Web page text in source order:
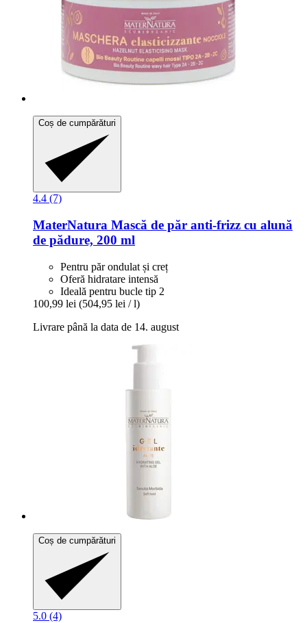
Coș de cumpărături
4.4 (7)
MaterNatura Mască de păr anti-​frizz cu alună
de pădure, 200 ml
Pentru păr ondulat și creț
Oferă hidratare intensă
Ideală pentru bucle tip 2
100,99 lei (504,95 lei / l)
Livrare până la data de 14. august
Coș de cumpărături
5.0 (4)